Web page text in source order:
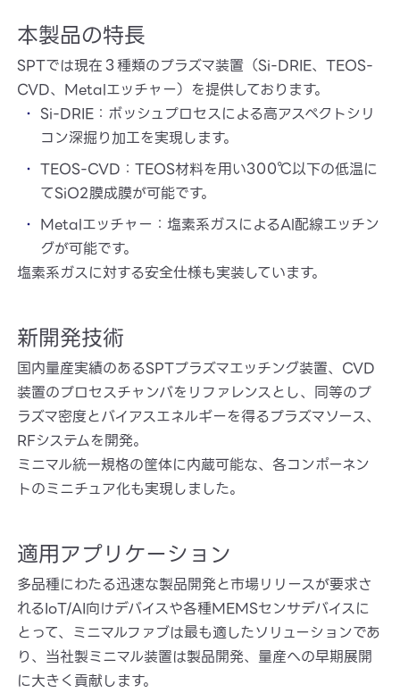
本製品の特長
SPTでは現在３種類のプラズマ装置（Si-DRIE、TEOS-
CVD、Metalエッチャー）を提供しております。
Si-DRIE：ボッシュプロセスによる高アスペクトシリ
コン深掘り加工を実現します。
TEOS-CVD：TEOS材料を用い300℃以下の低温に
てSiO2膜成膜が可能です。
Metalエッチャー：塩素系ガスによるAl配線エッチン
グが可能です。
塩素系ガスに対する安全仕様も実装しています。
新開発技術
国内量産実績のあるSPTプラズマエッチング装置、CVD
装置のプロセスチャンバをリファレンスとし、同等のプ
ラズマ密度とバイアスエネルギーを得るプラズマソース、
RFシステムを開発。
ミニマル統一規格の筐体に内蔵可能な、各コンポーネン
トのミニチュア化も実現しました。
適用アプリケーション
多品種にわたる迅速な製品開発と市場リリースが要求さ
れるIoT/AI向けデバイスや各種MEMSセンサデバイスに
とって、ミニマルファブは最も適したソリューションであ
り、当社製ミニマル装置は製品開発、量産への早期展開
に大きく貢献します。